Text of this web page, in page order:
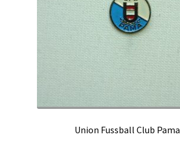
Union Fussball Club Pama